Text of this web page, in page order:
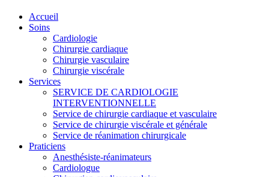
Accueil
Soins
Cardiologie
Chirurgie cardiaque
Chirurgie vasculaire
Chirurgie viscérale
Services
SERVICE DE CARDIOLOGIE
INTERVENTIONNELLE
Service de chirurgie cardiaque et vasculaire
Service de chirurgie viscérale et générale
Service de réanimation chirurgicale
Praticiens
Anesthésiste-réanimateurs
Cardiologue